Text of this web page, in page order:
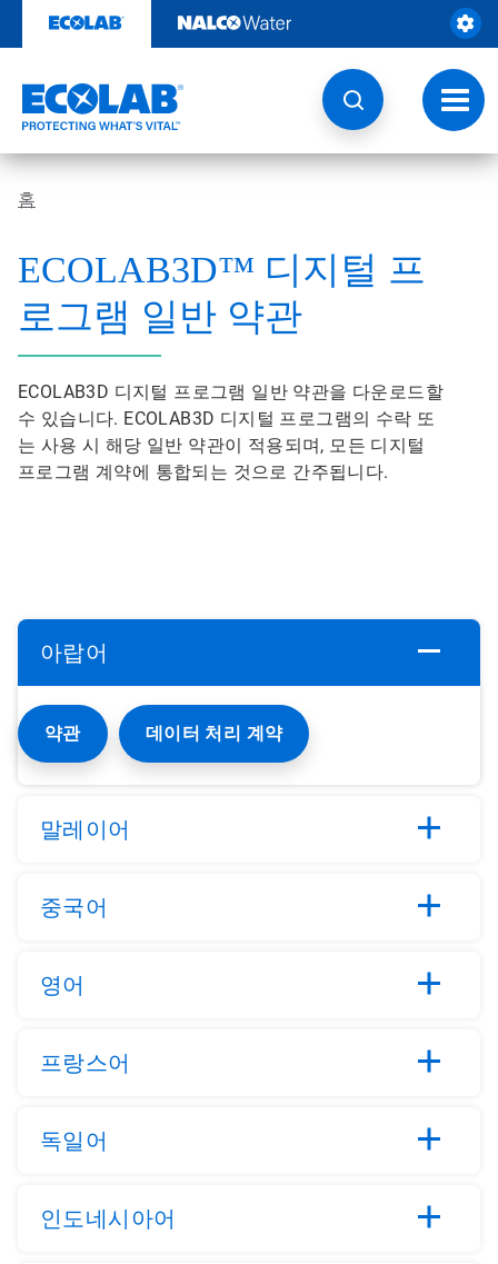
츠
기
토
글
내
비
홈
ECOLAB3D™ 디지털 프
로그램 일반 약관
ECOLAB3D 디지털 프로그램 일반 약관을 다운로드할
수 있습니다. ECOLAB3D 디지털 프로그램의 수락 또
는 사용 시 해당 일반 약관이 적용되며, 모든 디지털
프로그램 계약에 통합되는 것으로 간주됩니다.
아랍어
약관 데이터 처리 계약
말레이어
중국어
영어
프랑스어
독일어
인도네시아어